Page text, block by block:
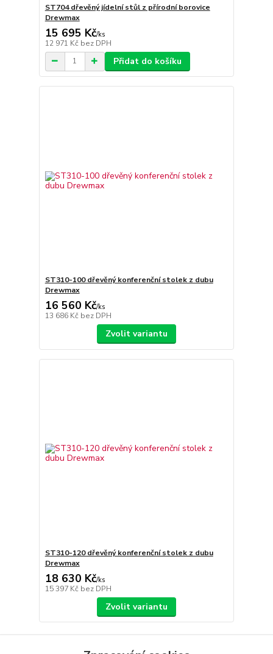
ST704 dřevěný jídelní stůl z přírodní borovice
Drewmax
15 695 Kč/ks
12 971 Kč bez DPH
Přidat do košíku
ST310-100 dřevěný konferenční stolek z dubu
Drewmax
16 560 Kč/ks
13 686 Kč bez DPH
Zvolit variantu
ST310-120 dřevěný konferenční stolek z dubu
Drewmax
18 630 Kč/ks
15 397 Kč bez DPH
Zvolit variantu